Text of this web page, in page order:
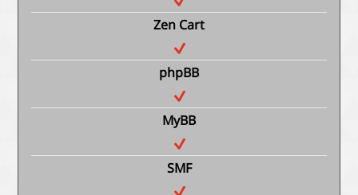
Zen Cart
phpBB
MyBB
SMF